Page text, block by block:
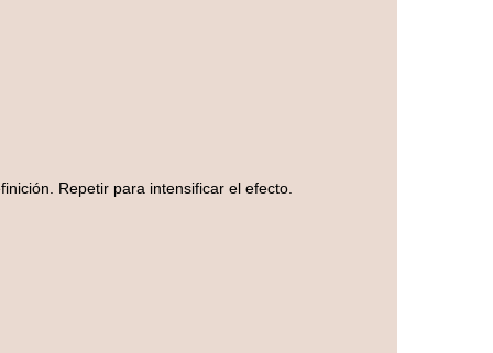
Repetir para intensificar el efecto.